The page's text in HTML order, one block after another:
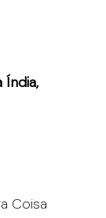
Índia,
Coisa